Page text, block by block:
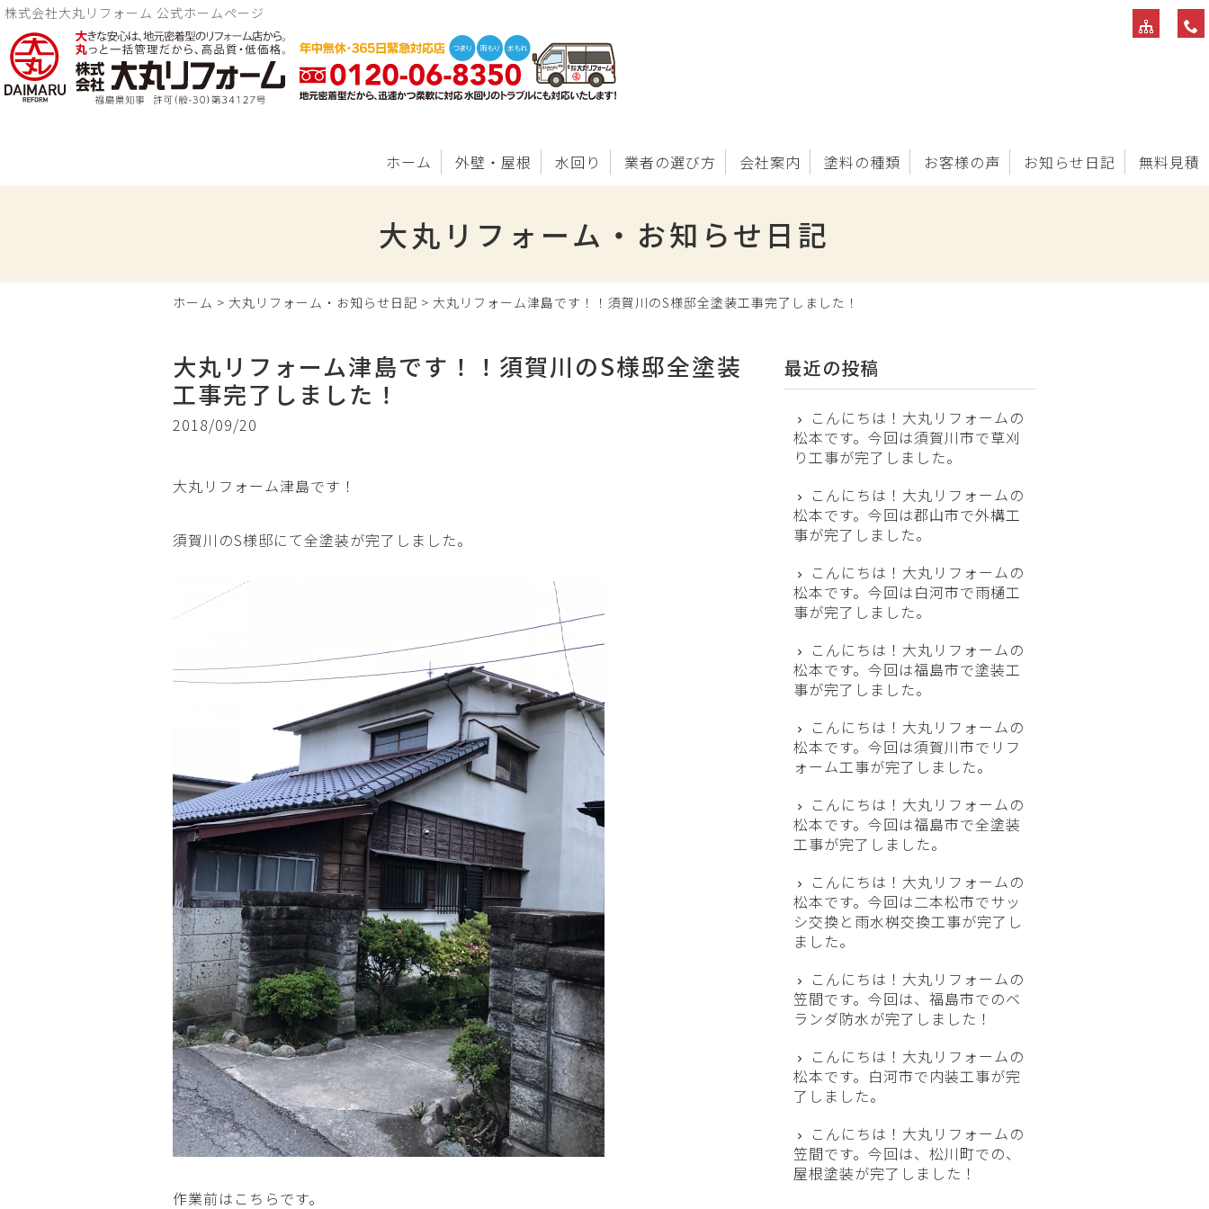
株式会社大丸リフォーム 公式ホームページ
ホーム 外壁・屋根 水回り 業者の選び方 会社案内 塗料の種類 お客様の声 お知らせ日記 無料見積
大丸リフォーム・お知らせ日記
ホーム > 大丸リフォーム・お知らせ日記 > 大丸リフォーム津島です！！須賀川のS様邸全塗装工事完了しました！
大丸リフォーム津島です！！須賀川のS様邸全塗装
工事完了しました！
2018/09/20
大丸リフォーム津島です！
須賀川のS様邸にて全塗装が完了しました。
作業前はこちらです。
最近の投稿
こんにちは！大丸リフォームの
松本です。今回は須賀川市で草刈
り工事が完了しました。
こんにちは！大丸リフォームの
松本です。今回は郡山市で外構工
事が完了しました。
こんにちは！大丸リフォームの
松本です。今回は白河市で雨樋工
事が完了しました。
こんにちは！大丸リフォームの
松本です。今回は福島市で塗装工
事が完了しました。
こんにちは！大丸リフォームの
松本です。今回は須賀川市でリフ
ォーム工事が完了しました。
こんにちは！大丸リフォームの
松本です。今回は福島市で全塗装
工事が完了しました。
こんにちは！大丸リフォームの
松本です。今回は二本松市でサッ
シ交換と雨水桝交換工事が完了し
ました。
こんにちは！大丸リフォームの
笠間です。今回は、福島市でのベ
ランダ防水が完了しました！
こんにちは！大丸リフォームの
松本です。白河市で内装工事が完
了しました。
こんにちは！大丸リフォームの
笠間です。今回は、松川町での、
屋根塗装が完了しました！